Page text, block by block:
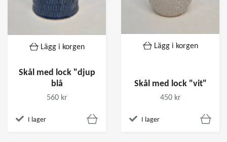
Lägg i korgen
Skål med lock "djup
blå
560 kr
I lager
Lägg i korgen
Skål med lock "vit"
450 kr
I lager